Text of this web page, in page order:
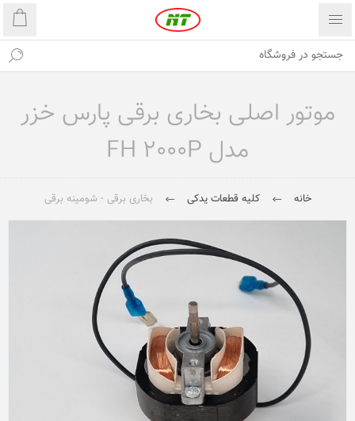
موتور اصلی بخاری برقی پارس خزر
مدل FH 2000P
خانه کلیه قطعات یدکی بخاری برقی - شومینه برقی